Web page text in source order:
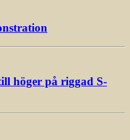
höger på riggad S-